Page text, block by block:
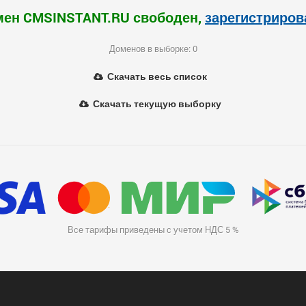
CMSINSTANT.RU свободен,
Доменов в выборке: 0
Скачать весь список
Скачать текущую выборку
Все тарифы приведены с учетом НДС 5 %